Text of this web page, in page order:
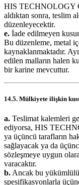
HIS TECHNOLOGY
aldıktan sonra, teslim
düzenleyecektir.
e. İade edilmeyen
Bu düzenleme, metal
kaynaklanmaktadır.
edilen malların halen
bir karine mevcuttur.
14.5. Mülkiyete ilişkin
a. Teslimat kalemleri
ediyorsa, HIS
ya üçüncü tarafların
sağlayacak ya da
sözleşmeye uygun
varacaktır.
b. Ancak bu
spesifikasyonlarla